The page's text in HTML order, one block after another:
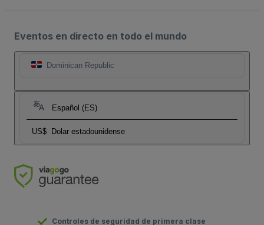
Eventos en directo en todo el mundo
Dominican Republic
Español (ES)
US$ Dolar estadounidense
Controles de seguridad de primera clase